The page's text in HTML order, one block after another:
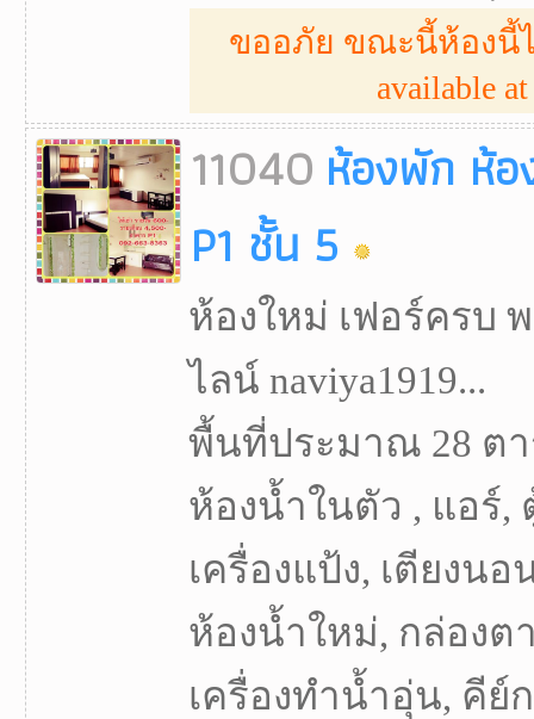
ขออภัย ขณะนี้ห้องนี้ไ
available
11040 ห้องพัก ห้อ
P1 ชั้น 5
ห้องใหม่ เฟอร์ครบ
ไลน์ naviya1919...
พื้นที่ประมาณ 28 ตา
ห้องน้ำในตัว , แอร์,
เครื่องแป้ง, เตียงน
ห้องน้ำใหม่, กล่องต
เครื่องทำน้ำอุ่น, คีย์